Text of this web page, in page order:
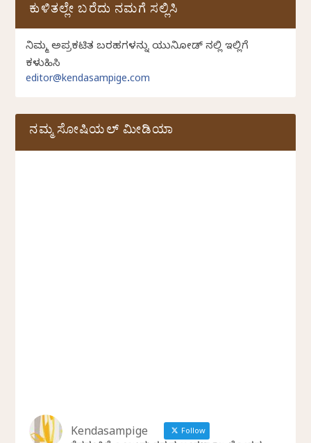
ಕುಳಿತಲ್ಲೇ ಬರೆದು ನಮಗೆ ಸಲ್ಲಿಸಿ
ನಿಮ್ಮ ಅಪ್ರಕಟಿತ ಬರಹಗಳನ್ನು ಯುನಿಕೋಡ್ ನಲ್ಲಿ ಇಲ್ಲಿಗೆ
ಕಳುಹಿಸಿ
editor@kendasampige.com
ನಮ್ಮ ಸೋಷಿಯಲ್‌ ಮೀಡಿಯಾ
Kendasampige Follow